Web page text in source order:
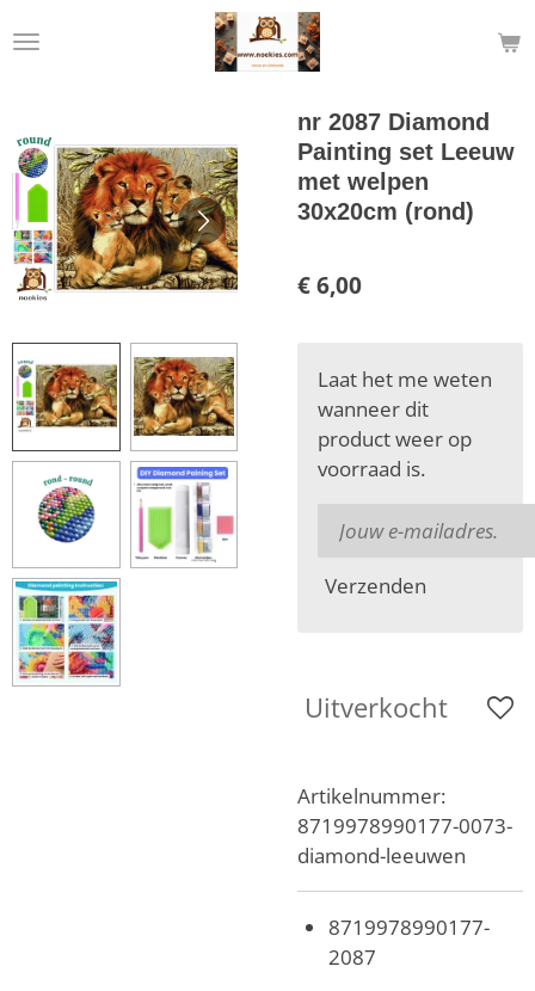
direct
hoofdinhoud
nr 2087 Diamond
Painting set Leeuw
met welpen
30x20cm (rond)
€ 6,00
Laat het me weten
wanneer dit
product weer op
voorraad is.
Verzenden
Uitverkocht
Artikelnummer:
8719978990177-0073-
diamond-leeuwen
8719978990177-
2087